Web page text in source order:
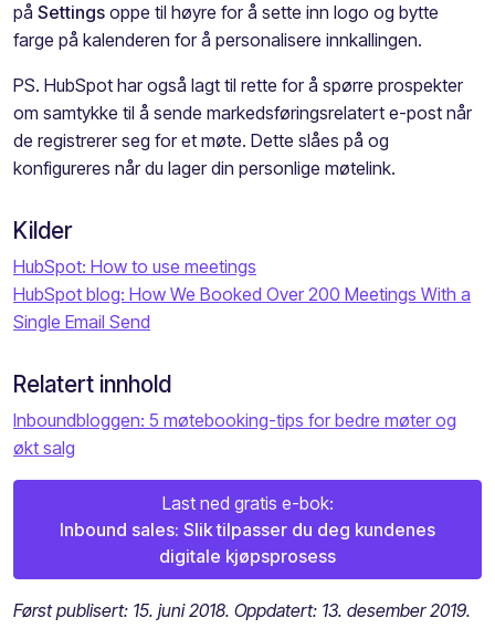
på Settings oppe til høyre for å sette inn logo og bytte
farge på kalenderen for å personalisere innkallingen.
PS. HubSpot har også lagt til rette for å spørre prospekter
om samtykke til å sende markedsføringsrelatert e-post når
de registrerer seg for et møte. Dette slåes på og
konfigureres når du lager din personlige møtelink.
Kilder
HubSpot: How to use meetings
HubSpot blog: How We Booked Over 200 Meetings With a
Single Email Send
Relatert innhold
Inboundbloggen: 5 møtebooking-tips for bedre møter og
økt salg
Last ned gratis e-bok:
Inbound sales: Slik tilpasser du deg kundenes
digitale kjøpsprosess
Først publisert: 15. juni 2018. Oppdatert: 13. desember 2019.